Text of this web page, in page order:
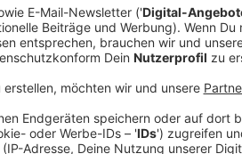
Comedy
Der Kitchen Club by Nelson